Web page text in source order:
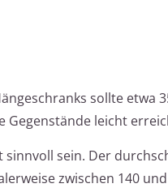
sollte etwa
Gegenstände leicht
sein. Der
zwischen 140